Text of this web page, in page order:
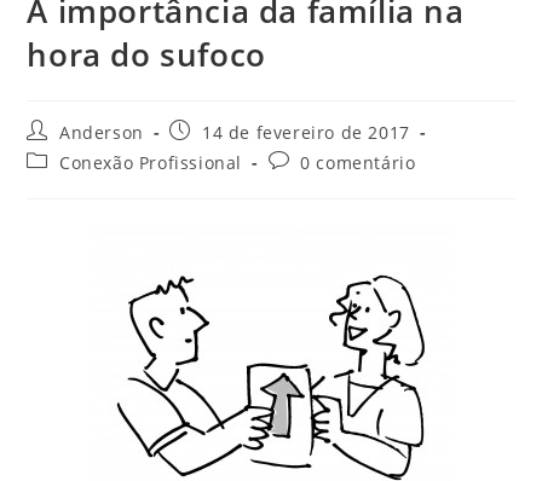
A importância da família na
hora do sufoco
Anderson
14 de fevereiro de 2017
Conexão Profissional
0 comentário